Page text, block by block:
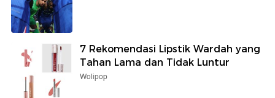
7 Rekomendasi Lipstik Wardah yang
Tahan Lama dan Tidak Luntur
Wolipop